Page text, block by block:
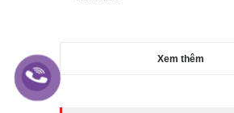
Xem thêm